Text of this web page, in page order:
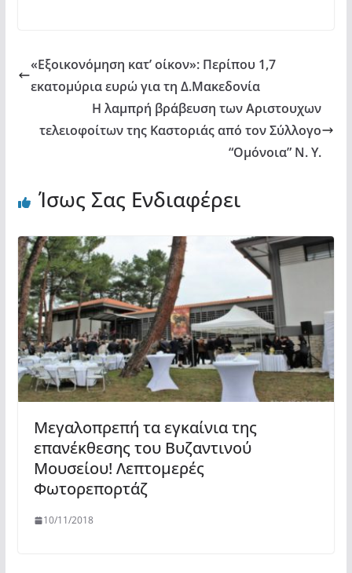
«Εξοικονόμηση κατ’ οίκον»: Περίπου 1,7
εκατομύρια ευρώ για τη Δ.Μακεδονία
Η λαμπρή βράβευση των Αριστουχων
τελειοφοίτων της Καστοριάς από τον Σύλλογο
“Ομόνοια” Ν. Υ.
Ίσως Σας Ενδιαφέρει
Μεγαλοπρεπή τα εγκαίνια της
επανέκθεσης του Βυζαντινού
Μουσείου! Λεπτομερές
Φωτορεπορτάζ
10/11/2018